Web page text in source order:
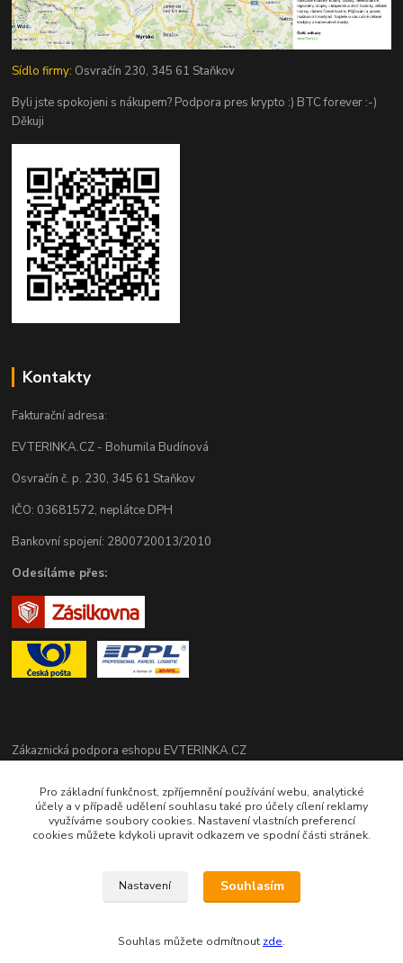
Sídlo firmy: Osvračín 230, 345 61 Staňkov
Byli jste spokojeni s nákupem? Podpora pres krypto :) BTC forever :-)
Děkuji
Kontakty
Fakturační adresa:
EVTERINKA.CZ - Bohumila Budínová
Osvračín č. p. 230, 345 61 Staňkov
IČO: 03681572, neplátce DPH
Bankovní spojení: 2800720013/2010
Odesíláme přes:
Zákaznická podpora eshopu EVTERINKA.CZ
Bohunka Budínová
tel. 733 648 549
(Po-Pá - 9:00-17:00hod, So 8:00-12:00hod)
Pro základní funkčnost, zpříjemnění používání webu, analytické
účely a v případě udělení souhlasu také pro účely cílení reklamy
využíváme soubory cookies. Nastavení vlastních preferencí
cookies můžete kdykoli upravit odkazem ve spodní části stránek.
Nastavení Souhlasím
Souhlas můžete odmítnout zde.